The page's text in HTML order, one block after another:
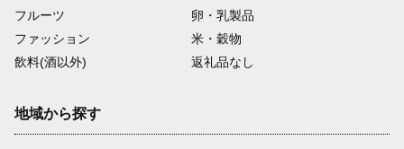
フルーツ
卵・乳製品
ファッション
米・穀物
飲料(酒以外)
返礼品なし
地域から探す